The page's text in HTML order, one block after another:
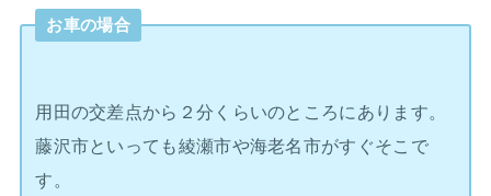
お車の場合
用田の交差点から２分くらいのところにあります。
藤沢市といっても綾瀬市や海老名市がすぐそこで
す。